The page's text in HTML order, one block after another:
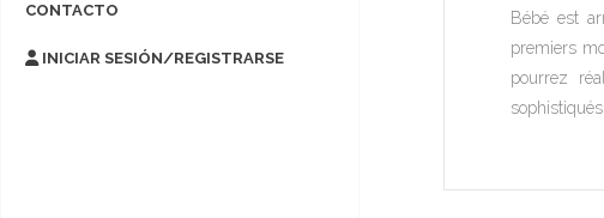
CONTACTO
INICIAR SESIÓN/REGISTRARSE
Bébé est
premiers
pourrez